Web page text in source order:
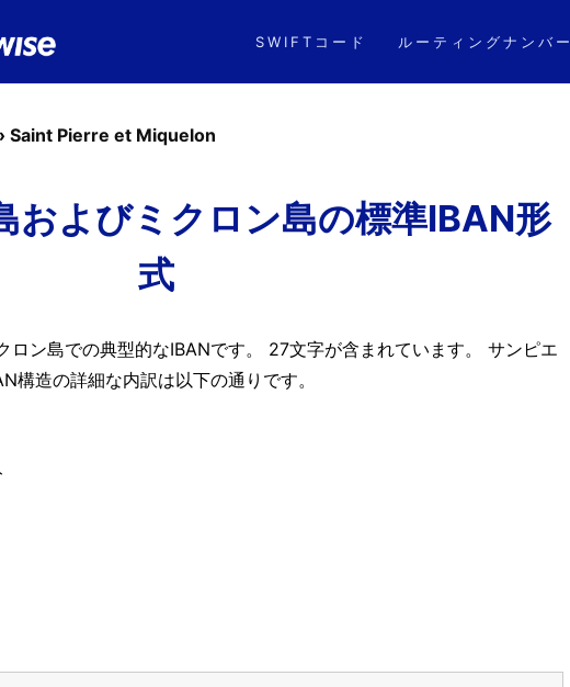
SWIFTコード ルーティングナンバー
Saint Pierre et Miquelon
およびミクロン島の標準IBAN形
式
ロン島での典型的なIBANです。 27文字が含まれています。 サンピエ
構造の詳細な内訳は以下の通りです。